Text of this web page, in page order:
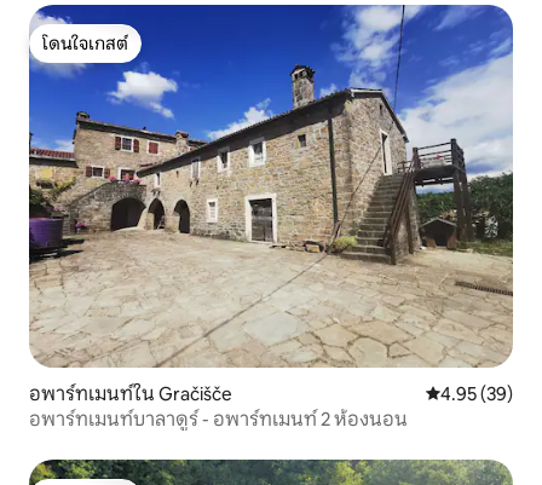
โดนใจเกสต์
โดนใจเกสต์
อพาร์ทเมนท์ใน Gračišče คะแนนเฉลี่ย
4.95 (39)
อพาร์ทเมนท์บาลาดูร์ - อพาร์ทเมนท์ 2 ห้องนอน